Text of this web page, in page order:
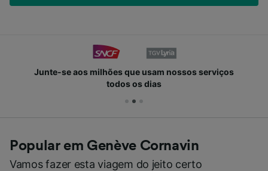
Junte-se aos milhões que usam nossos serviços
todos os dias
Popular em Genève Cornavin
Vamos fazer esta viagem do jeito certo